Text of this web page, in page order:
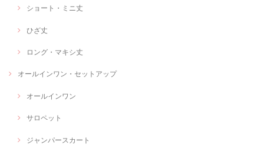
ショート・ミニ丈
ひざ丈
ロング・マキシ丈
オールインワン・セットアップ
オールインワン
サロペット
ジャンパースカート